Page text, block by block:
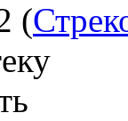
(